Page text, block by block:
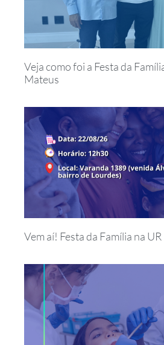
Veja como foi a Festa da
Mateus
Vem aí! Festa da Família na